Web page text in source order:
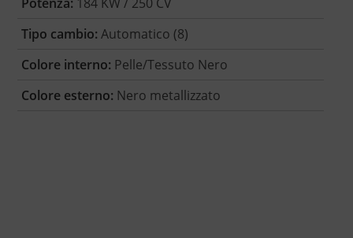
Tipo cambio: Automatico (8)
Colore interno: Pelle/Tessuto Nero
Colore esterno: Nero metallizzato